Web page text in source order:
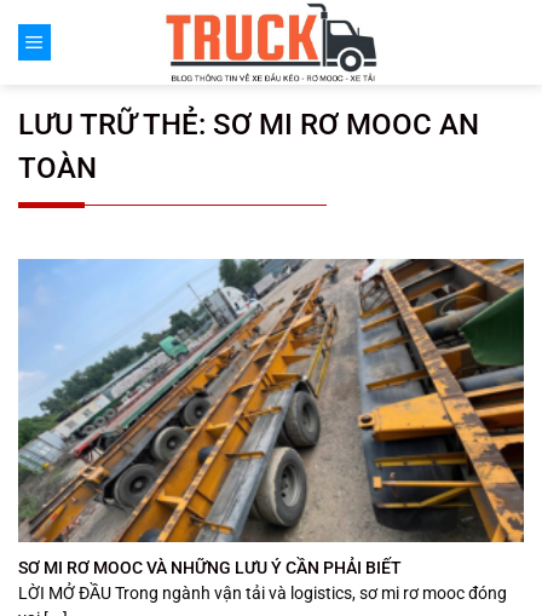
đến
LƯU TRỮ THẺ: SƠ MI RƠ MOOC AN
TOÀN
SƠ MI RƠ MOOC VÀ NHỮNG LƯU Ý CẦN PHẢI BIẾT
LỜI MỞ ĐẦU Trong ngành vận tải và logistics, sơ mi rơ mooc đóng